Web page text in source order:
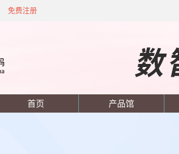
免费注册
首页 产品馆